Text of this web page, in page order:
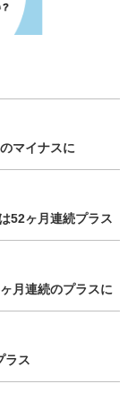
マイナスに
52ヶ月連続プラス
月連続のプラスに
ラス